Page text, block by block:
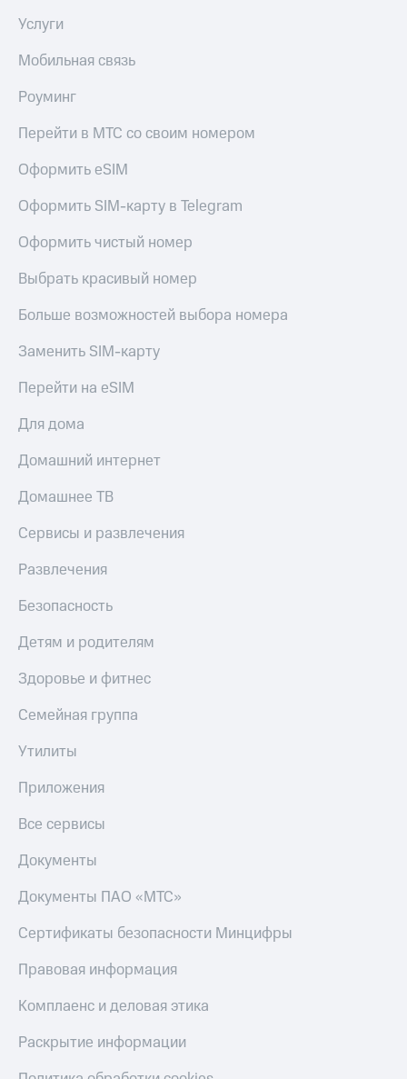
Услуги
Мобильная связь
Роуминг
Перейти в МТС со своим номером
Оформить eSIM
Оформить SIM-карту в Telegram
Оформить чистый номер
Выбрать красивый номер
Больше возможностей выбора номера
Заменить SIM-карту
Перейти на eSIM
Для дома
Домашний интернет
Домашнее ТВ
Сервисы и развлечения
Развлечения
Безопасность
Детям и родителям
Здоровье и фитнес
Семейная группа
Утилиты
Приложения
Все сервисы
Документы
Документы ПАО «МТС»
Сертификаты безопасности Минцифры
Правовая информация
Комплаенс и деловая этика
Раскрытие информации